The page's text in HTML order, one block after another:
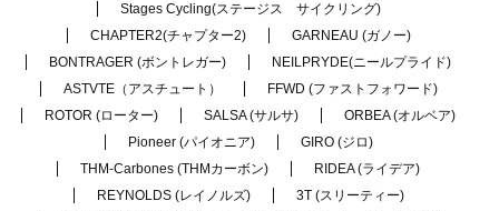
Stages Cycling(ステージス サイクリング)
CHAPTER2(チャプター2)
GARNEAU (ガノー)
BONTRAGER (ボントレガー)
NEILPRYDE(ニールプライド)
ASTVTE（アスチュート）
FFWD (ファストフォワード)
ROTOR (ローター)
SALSA (サルサ)
ORBEA (オルベア)
Pioneer (パイオニア)
GIRO (ジロ)
THM-Carbones (THMカーボン)
RIDEA (ライデア)
REYNOLDS (レイノルズ)
3T (スリーティー)